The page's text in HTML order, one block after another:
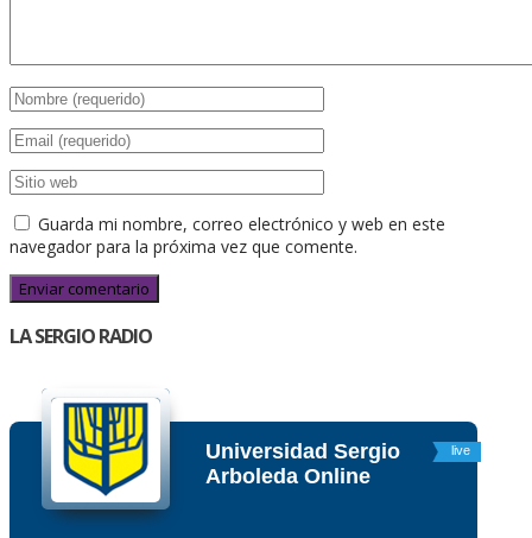
Guarda mi nombre, correo electrónico y web en este
navegador para la próxima vez que comente.
LA SERGIO RADIO